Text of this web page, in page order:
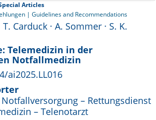
Articles
| Guidelines and Recommendations
Carduck · A. Sommer · S. K.
Telemedizin in der
Notfallmedizin
ai2025.LL016
– Rettungsdienst
– Telenotarzt